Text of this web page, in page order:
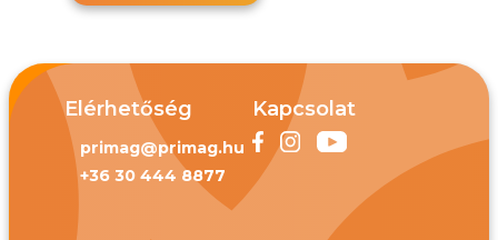
Elérhetőség
primag@primag.hu
+36 30 444 8877
Kapcsolat